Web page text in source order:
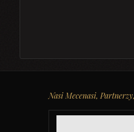
Nasi Mecenasi,